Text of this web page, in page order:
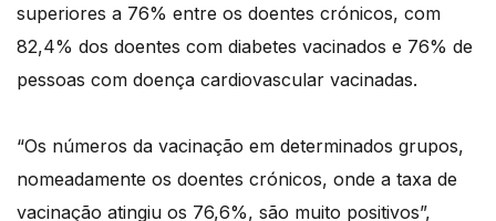
superiores a 76% entre os doentes crónicos, com
82,4% dos doentes com diabetes vacinados e 76% de
pessoas com doença cardiovascular vacinadas.
“Os números da vacinação em determinados grupos,
nomeadamente os doentes crónicos, onde a taxa de
vacinação atingiu os 76,6%, são muito positivos”,